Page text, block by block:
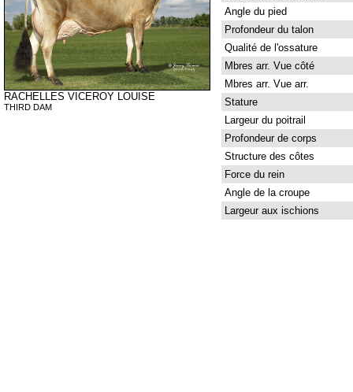
RACHELLES VICEROY LOUISE
THIRD DAM
Angle du pied
Profondeur du talon
Qualité de l'ossature
Mbres arr. Vue côté
Mbres arr. Vue arr.
Stature
Largeur du poitrail
Profondeur de corps
Structure des côtes
Force du rein
Angle de la croupe
Largeur aux ischions